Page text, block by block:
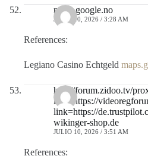
maps.google.no
JULIO 10, 2026 / 3:28 AM
References:
Legiano Casino Echtgeld
http://forum.zidoo.tv/
link=https://
link=https://
wikinger-shop.de
JULIO 10, 2026 / 3:51 AM
References: